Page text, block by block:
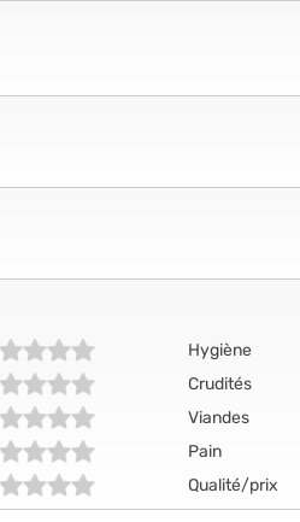
Hygiène
Crudités
Viandes
Pain
Qualité/prix